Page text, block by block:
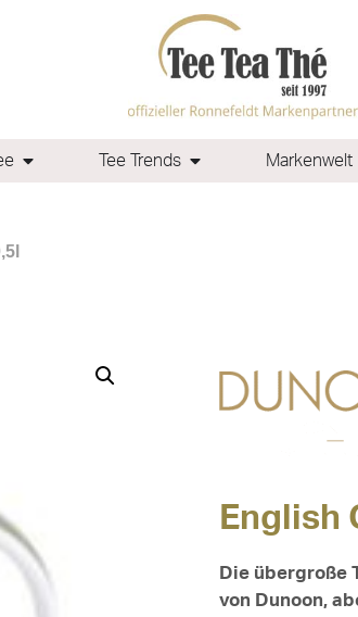
Tee Trends Markenwelt
English
Die übergroße
von Dunoon,